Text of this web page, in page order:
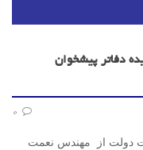
دفاتر پیشخوان
دولت از مهندس نعمت